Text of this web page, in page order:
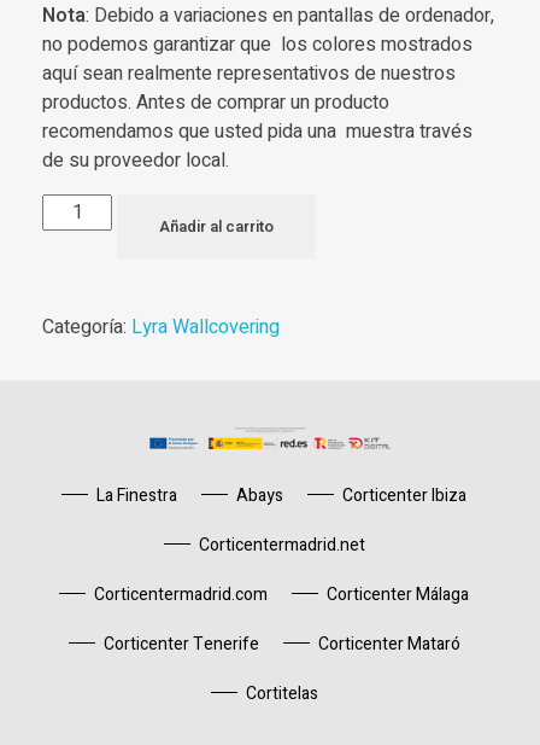
Nota: Debido a variaciones en pantallas de ordenador,
no podemos garantizar que los colores mostrados
aquí sean realmente representativos de nuestros
productos. Antes de comprar un producto
recomendamos que usted pida una muestra través
de su proveedor local.
Añadir al carrito
Categoría: Lyra Wallcovering
La Finestra Abays
Corticenter Ibiza
Corticentermadrid.net
Corticentermadrid.com
Corticenter Málaga
Corticenter Tenerife
Corticenter Mataró
Cortitelas